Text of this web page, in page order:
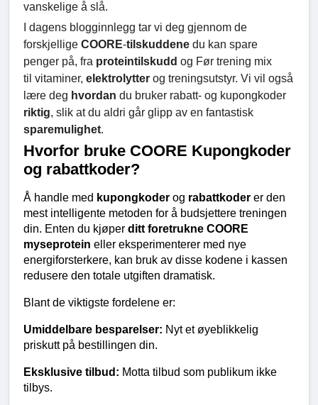
vanskelige å slå.
I dagens blogginnlegg tar vi deg gjennom de
forskjellige COORE-tilskuddene du kan spare
penger på, fra proteintilskudd og Før trening mix
til vitaminer, elektrolytter og treningsutstyr. Vi vil også
lære deg hvordan du bruker rabatt- og kupongkoder
riktig, slik at du aldri går glipp av en fantastisk
sparemulighet.
Hvorfor bruke COORE Kupongkoder
og rabattkoder?
Å handle med kupongkoder og rabattkoder er den
mest intelligente metoden for å budsjettere treningen
din. Enten du kjøper ditt foretrukne COORE
myseprotein eller eksperimenterer med nye
energiforsterkere, kan bruk av disse kodene i kassen
redusere den totale utgiften dramatisk.
Blant de viktigste fordelene er:
Umiddelbare besparelser: Nyt et øyeblikkelig
priskutt på bestillingen din.
Eksklusive tilbud: Motta tilbud som publikum ikke
tilbys.